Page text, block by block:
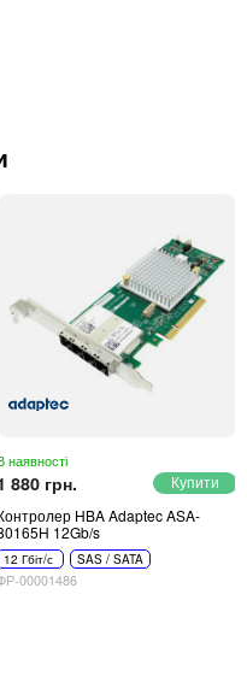
наявності
880 грн.
HBA Adaptec ASA-
12Gb/s
12 Гбіт/с SAS / SATA
00001486